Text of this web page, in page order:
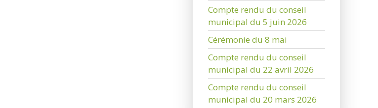
Compte rendu du conseil
municipal du 5 juin 2026
Cérémonie du 8 mai
Compte rendu du conseil
municipal du 22 avril 2026
Compte rendu du conseil
municipal du 20 mars 2026